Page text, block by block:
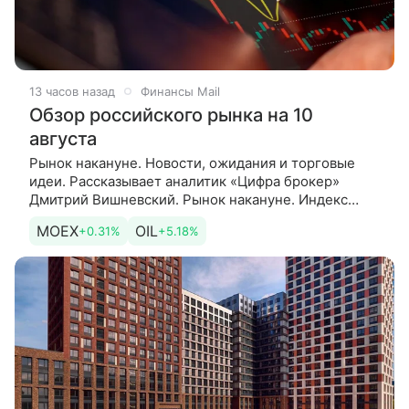
13 часов назад Финансы Mail
Обзор российского рынка на 10
августа
Рынок накануне. Новости, ожидания и торговые
идеи. Рассказывает аналитик «Цифра брокер»
Дмитрий Вишневский. Рынок накануне. Индекс
снижением на 0,2% до 2281,31 п.
MOEX+0.31% OIL+5.18%